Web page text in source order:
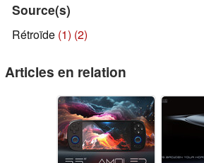
Source(s)
Rétroïde (1) (2)
Articles en relation